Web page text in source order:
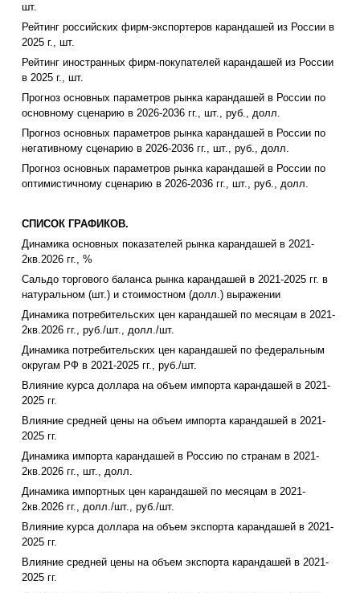
шт.
Рейтинг российских фирм-экспортеров карандашей из России в
2025 г., шт.
Рейтинг иностранных фирм-покупателей карандашей из России
в 2025 г., шт.
Прогноз основных параметров рынка карандашей в России по
основному сценарию в 2026-2036 гг., шт., руб., долл.
Прогноз основных параметров рынка карандашей в России по
негативному сценарию в 2026-2036 гг., шт., руб., долл.
Прогноз основных параметров рынка карандашей в России по
оптимистичному сценарию в 2026-2036 гг., шт., руб., долл.
СПИСОК ГРАФИКОВ.
Динамика основных показателей рынка карандашей в 2021-
2кв.2026 гг., %
Сальдо торгового баланса рынка карандашей в 2021-2025 гг. в
натуральном (шт.) и стоимостном (долл.) выражении
Динамика потребительских цен карандашей по месяцам в 2021-
2кв.2026 гг., руб./шт., долл./шт.
Динамика потребительских цен карандашей по федеральным
округам РФ в 2021-2025 гг., руб./шт.
Влияние курса доллара на объем импорта карандашей в 2021-
2025 гг.
Влияние средней цены на объем импорта карандашей в 2021-
2025 гг.
Динамика импорта карандашей в Россию по странам в 2021-
2кв.2026 гг., шт., долл.
Динамика импортных цен карандашей по месяцам в 2021-
2кв.2026 гг., долл./шт., руб./шт.
Влияние курса доллара на объем экспорта карандашей в 2021-
2025 гг.
Влияние средней цены на объем экспорта карандашей в 2021-
2025 гг.